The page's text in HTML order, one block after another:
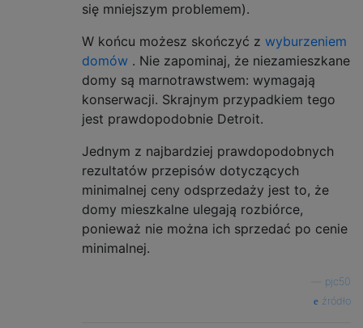
się mniejszym problemem).
W końcu możesz skończyć z wyburzeniem
domów . Nie zapominaj, że niezamieszkane
domy są marnotrawstwem: wymagają
konserwacji. Skrajnym przypadkiem tego
jest prawdopodobnie Detroit.
Jednym z najbardziej prawdopodobnych
rezultatów przepisów dotyczących
minimalnej ceny odsprzedaży jest to, że
domy mieszkalne ulegają rozbiórce,
ponieważ nie można ich sprzedać po cenie
minimalnej.
pjc50
źródło